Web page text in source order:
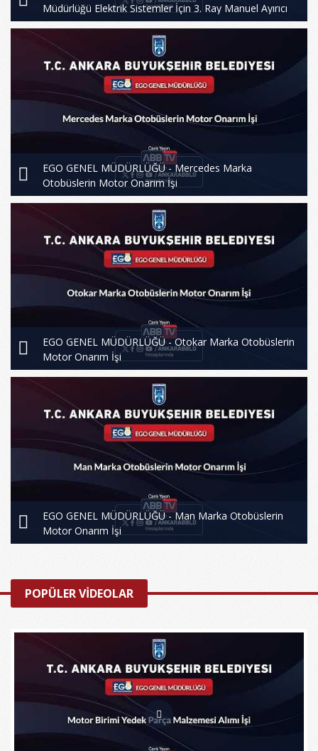
Müdürlüğü Elektrik Sistemler İçin 3. Ray Manuel Ayırıcı
Switch ve DC Kesici Kapak Kolu Alımı İşi
EGO GENEL MÜDÜRLÜĞÜ - Mercedes Marka
Otobüslerin Motor Onarım İşi
EGO GENEL MÜDÜRLÜĞÜ - Otokar Marka Otobüslerin
Motor Onarım İşi
EGO GENEL MÜDÜRLÜĞÜ - Man Marka Otobüslerin
Motor Onarım İşi
POPÜLER VİDEOLAR